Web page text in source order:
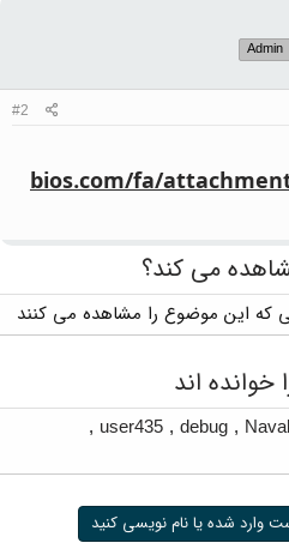
Admin
#2
bios.com/fa/
می کند؟
خوانده اند
,
debug
,
user435
,
وارد شده یا نام نویسی کنید